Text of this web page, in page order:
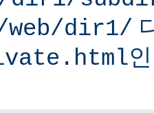
dir1/